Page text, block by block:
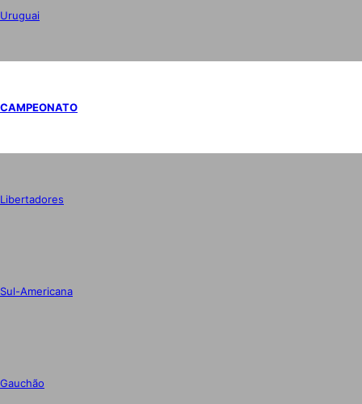
Uruguai
CAMPEONATO
Libertadores
Sul-Americana
Gauchão